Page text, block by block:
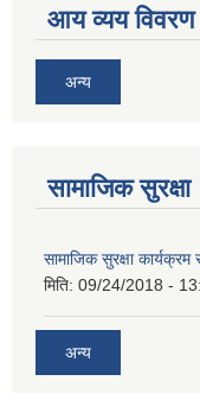
आय व्यय विवरण
अन्य
सामाजिक सुरक्षा
सामाजिक सुरक्षा
मिति: 09/24/2018 -
अन्य